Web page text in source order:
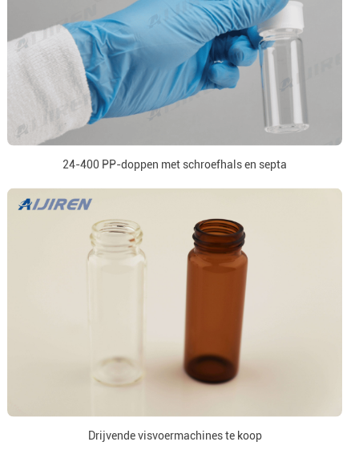
24-400 PP-doppen met schroefhals en septa
Drijvende visvoermachines te koop